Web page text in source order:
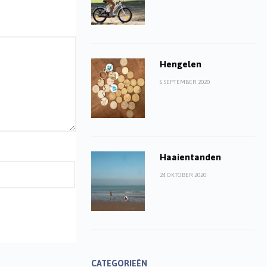
Hengelen
6 SEPTEMBER 2020
Haaientanden
24 OKTOBER 2020
CATEGORIEËN